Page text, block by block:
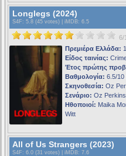
Longlegs (2024)
S4F : 5.8 (45 votes) | iMDB: 6.5
6/
Πρεμιέρα Ελλάδα:
Είδος ταινίας:
Έτος πρώτης
Βαθμολογία: 6.5/10
Σκηνοθεσία: Oz
Σενάριο: Oz Perkins
Ηθοποιοί: Maika
Witt
All of Us Strangers (2023)
S4F : 6.0 (31 votes) | iMDB: 7.6